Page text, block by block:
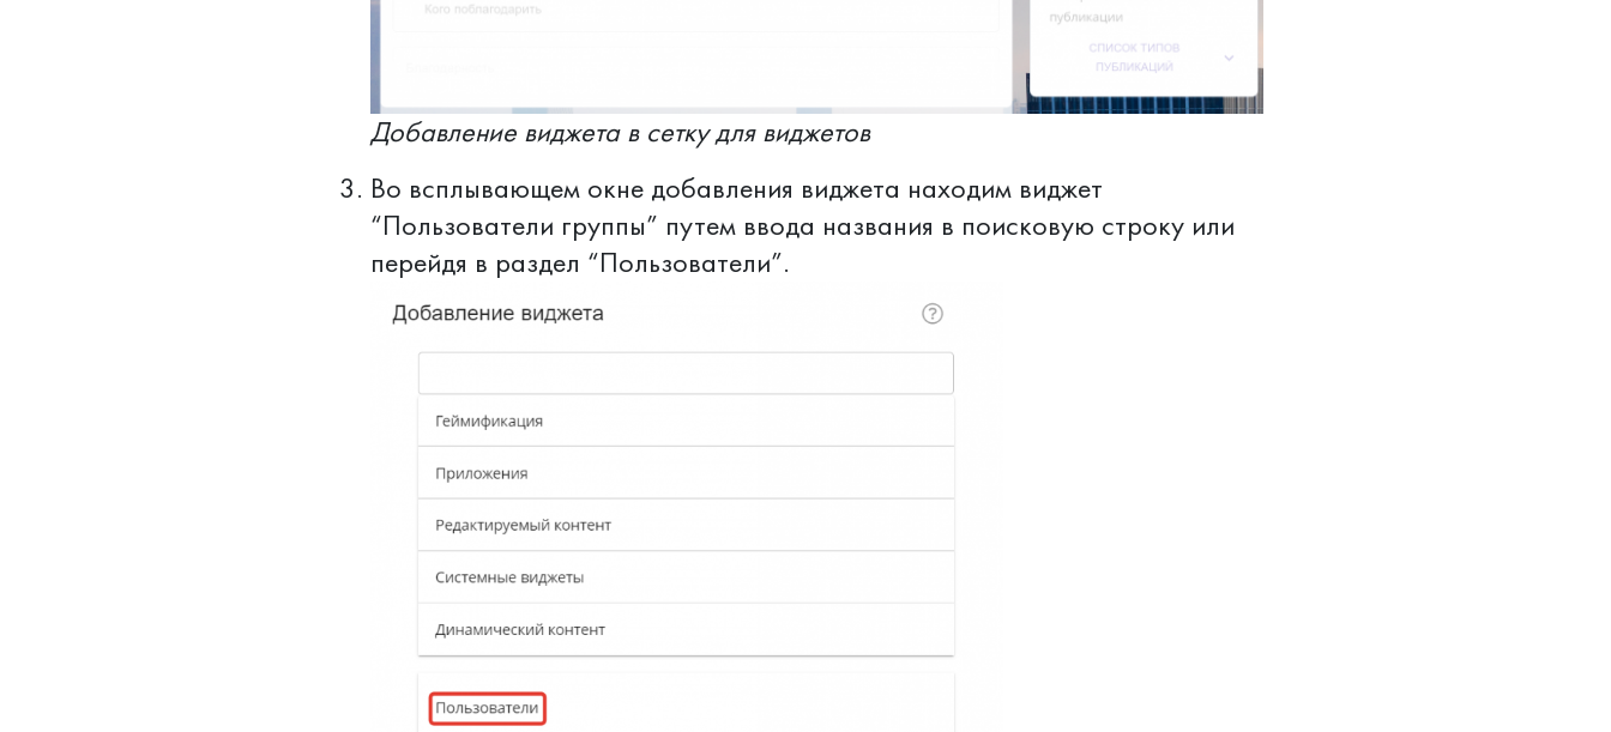
Добавление виджета в сетку для виджетов
Во всплывающем окне добавления виджета находим виджет
“Пользователи группы” путем ввода названия в поисковую строку или
перейдя в раздел “Пользователи”.